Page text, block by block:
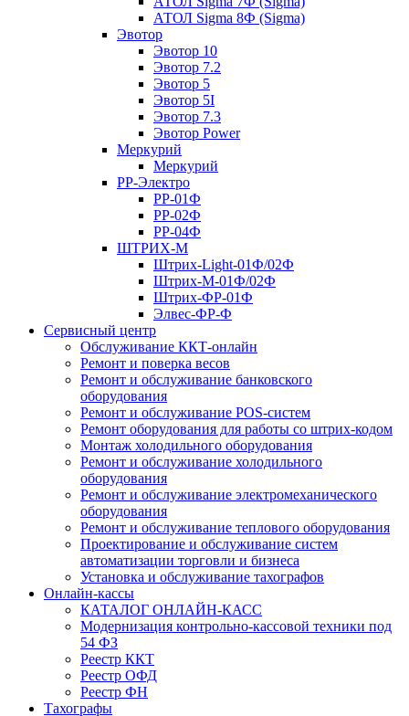
АТОЛ Sigma 8Ф (Sigma)
Эвотор
Эвотор 10
Эвотор 7.2
Эвотор 5
Эвотор 5I
Эвотор 7.3
Эвотор Power
Меркурий
Меркурий
РР-Электро
РР-01Ф
РР-02Ф
РР-04Ф
ШТРИХ-М
Штрих-Light-01Ф/02Ф
Штрих-М-01Ф/02Ф
Штрих-ФР-01Ф
Элвес-ФР-Ф
Сервисный центр
Обслуживание ККТ-онлайн
Ремонт и поверка весов
Ремонт и обслуживание банковского
оборудования
Ремонт и обслуживание POS-систем
Ремонт оборудования для работы со штрих-кодом
Монтаж холодильного оборудования
Ремонт и обслуживание холодильного
оборудования
Ремонт и обслуживание электромеханического
оборудования
Ремонт и обслуживание теплового оборудования
Проектирование и обслуживание систем
автоматизации торговли и бизнеса
Установка и обслуживание тахографов
Онлайн-кассы
КАТАЛОГ ОНЛАЙН-КАСС
Модернизация контрольно-кассовой техники под
54 ФЗ
Реестр ККТ
Реестр ОФД
Реестр ФН
Тахографы